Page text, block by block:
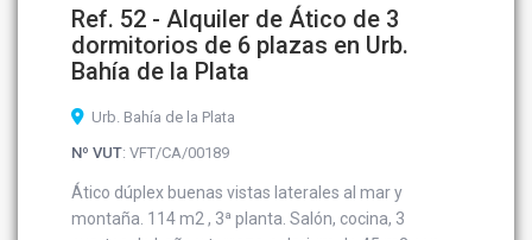
Ref. 52 - Alquiler de Ático de 3
dormitorios de 6 plazas en Urb.
Bahía de la Plata
Urb. Bahía de la Plata
Nº VUT: VFT/CA/00189
Ático dúplex buenas vistas laterales al mar y
montaña. 114 m2 , 3ª planta. Salón, cocina, 3